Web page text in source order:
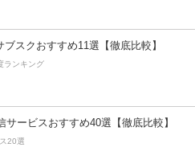
スクおすすめ11選【徹底比較】
ランキング
サービスおすすめ40選【徹底比較】
20選